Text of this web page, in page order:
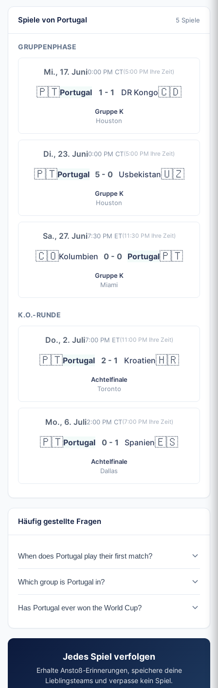
Spiele von Portugal 5 Spiele
GRUPPENPHASE
Mi., 17. Juni0:00 PM CT(5:00 PM Ihre Zeit)
🇵🇹Portugal 1 - 1 DR Kongo🇨🇩
Gruppe K
Houston
Di., 23. Juni0:00 PM CT(5:00 PM Ihre Zeit)
🇵🇹Portugal 5 - 0 Usbekistan🇺🇿
Gruppe K
Houston
Sa., 27. Juni7:30 PM ET(11:30 PM Ihre Zeit)
🇨🇴Kolumbien 0 - 0 Portugal🇵🇹
Gruppe K
Miami
K.O.-RUNDE
Do., 2. Juli7:00 PM ET(11:00 PM Ihre Zeit)
🇵🇹Portugal 2 - 1 Kroatien🇭🇷
Achtelfinale
Toronto
Mo., 6. Juli2:00 PM CT(7:00 PM Ihre Zeit)
🇵🇹Portugal 0 - 1 Spanien🇪🇸
Achtelfinale
Dallas
Häufig gestellte Fragen
When does Portugal play their first match?
Which group is Portugal in?
an IC Playoff winner.
Has Portugal ever won the World Cup?
Jedes Spiel verfolgen
Erhalte Anstoß-Erinnerungen, speichere deine
Lieblingsteams und verpasse kein Spiel.